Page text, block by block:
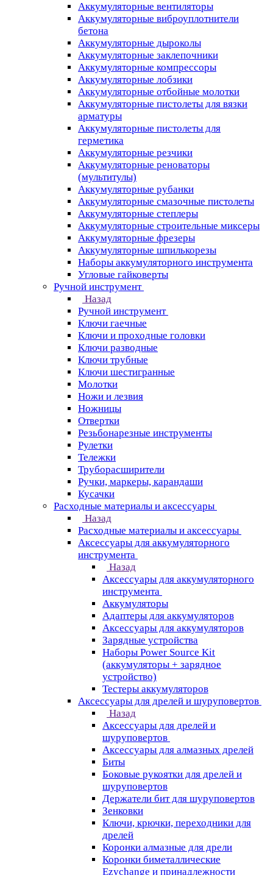
Аккумуляторные вентиляторы
Аккумуляторные виброуплотнители
бетона
Аккумуляторные дыроколы
Аккумуляторные заклепочники
Аккумуляторные компрессоры
Аккумуляторные лобзики
Аккумуляторные отбойные молотки
Аккумуляторные пистолеты для вязки
арматуры
Аккумуляторные пистолеты для
герметика
Аккумуляторные резчики
Аккумуляторные реноваторы
(мультитулы)
Аккумуляторные рубанки
Аккумуляторные смазочные пистолеты
Аккумуляторные степлеры
Аккумуляторные строительные миксеры
Аккумуляторные фрезеры
Аккумуляторные шпилькорезы
Наборы аккумуляторного инструмента
Угловые гайковерты
Ручной инструмент
Назад
Ручной инструмент
Ключи гаечные
Ключи и проходные головки
Ключи разводные
Ключи трубные
Ключи шестигранные
Молотки
Ножи и лезвия
Ножницы
Отвертки
Резьбонарезные инструменты
Рулетки
Тележки
Труборасширители
Ручки, маркеры, карандаши
Кусачки
Расходные материалы и аксессуары
Назад
Расходные материалы и аксессуары
Аксессуары для аккумуляторного
инструмента
Назад
Аксессуары для аккумуляторного
инструмента
Aккумуляторы
Адаптеры для аккумуляторов
Аксессуары для аккумуляторов
Зарядные устройства
Наборы Power Source Kit
(аккумуляторы + зарядное
устройство)
Тестеры аккумуляторов
Аксессуары для дрелей и шуруповертов
Назад
Аксессуары для дрелей и
шуруповертов
Аксессуары для алмазных дрелей
Биты
Боковые рукоятки для дрелей и
шуруповертов
Держатели бит для шуруповертов
Зенковки
Ключи, крючки, переходники для
дрелей
Коронки алмазные для дрели
Коронки биметаллические
Ezychange и принадлежности